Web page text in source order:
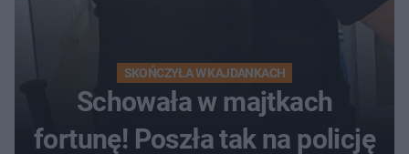
SKOŃCZYŁA W KAJDANKACH
Schowała w majtkach
fortunę! Poszła tak na policję